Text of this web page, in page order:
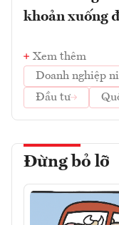
khoản xuống
Xem thêm
Doanh nghiệp
Đầu tư
Đừng bỏ lỡ